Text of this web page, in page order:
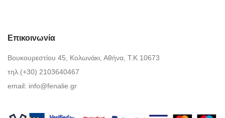
Επικοινωνία
Βουκουρεστίου 45, Κολωνάκι, Αθήνα, Τ.Κ 10673
τηλ.(+30) 2103640467
email: info@fenalie.gr